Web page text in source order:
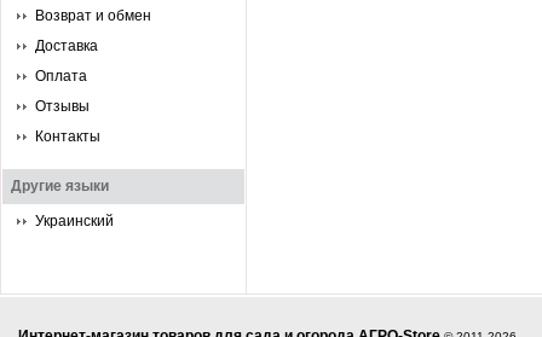
Возврат и обмен
Доставка
Оплата
Отзывы
Контакты
Другие языки
Украинский